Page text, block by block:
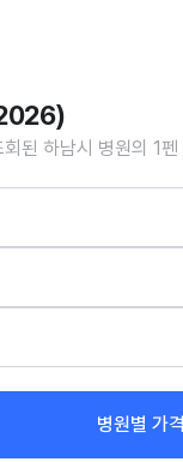
회된 하남시 병원의 1
병원별 가